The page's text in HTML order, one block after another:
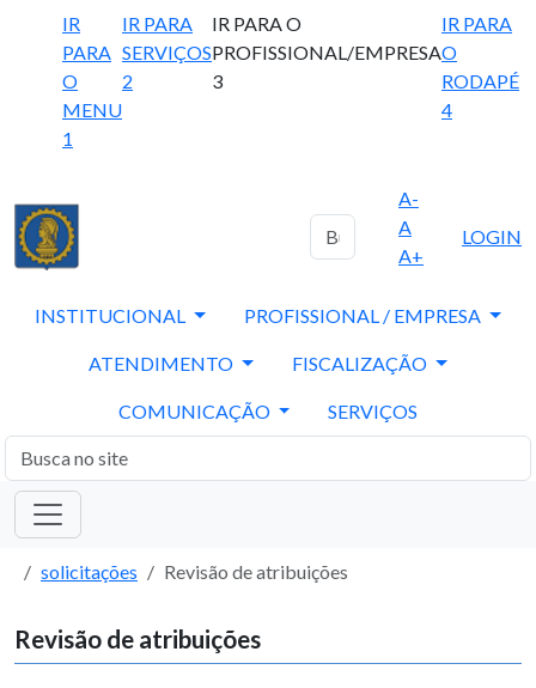
IR
PARA
O
MENU
1
IR PARA
SERVIÇOS
2
IR PARA O
PROFISSIONAL/EMPRESA
3
IR PARA
O
RODAPÉ
4
A-
A
A+
LOGIN
INSTITUCIONAL PROFISSIONAL / EMPRESA
ATENDIMENTO FISCALIZAÇÃO
COMUNICAÇÃO SERVIÇOS
solicitações Revisão de atribuições
Revisão de atribuições